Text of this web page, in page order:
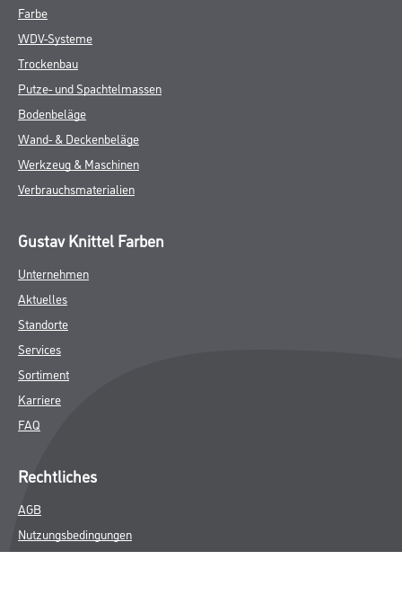
Farbe
WDV-Systeme
Trockenbau
Putze- und Spachtelmassen
Bodenbeläge
Wand- & Deckenbeläge
Werkzeug & Maschinen
Verbrauchsmaterialien
Gustav Knittel Farben
Unternehmen
Aktuelles
Standorte
Services
Sortiment
Karriere
FAQ
Rechtliches
AGB
Nutzungsbedingungen